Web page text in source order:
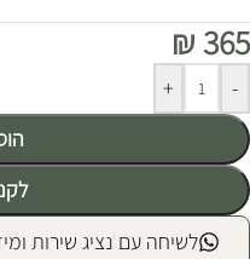
₪365
-
+Alternative:
לשיחה עם נציג שירות